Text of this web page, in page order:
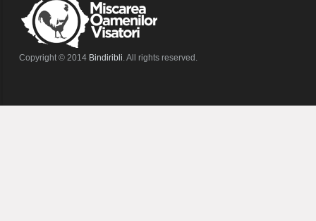
Copyright © 2014 Bindiribli. All rights reserved.